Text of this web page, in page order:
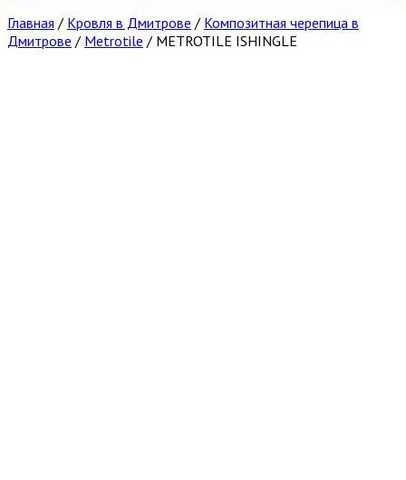
Главная / Кровля в Дмитрове / Композитная черепица в
Дмитрове / Metrotile / METROTILE ISHINGLE